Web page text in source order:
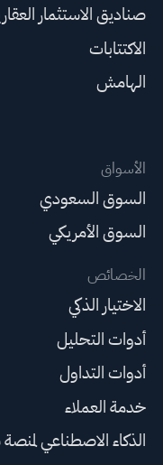
صناديق الاستثمار
الاكتتابات
الهامش
الأسواق
السوق السعودي
السوق الأمريكي
الخصائص
الاختيار الذكي
أدوات التحليل
أدوات التداول
خدمة العملاء
الذكاء الاصطناعي